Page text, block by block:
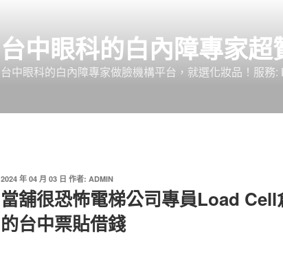
台中眼科的白內障專家超
台中眼科的白內障專家做臉機構平台，就選化妝品！服務
發
佈
於
2024 年 04 月 03 日 作者: ADMIN
當舖很恐怖電梯公司專員Load Cell
的台中票貼借錢